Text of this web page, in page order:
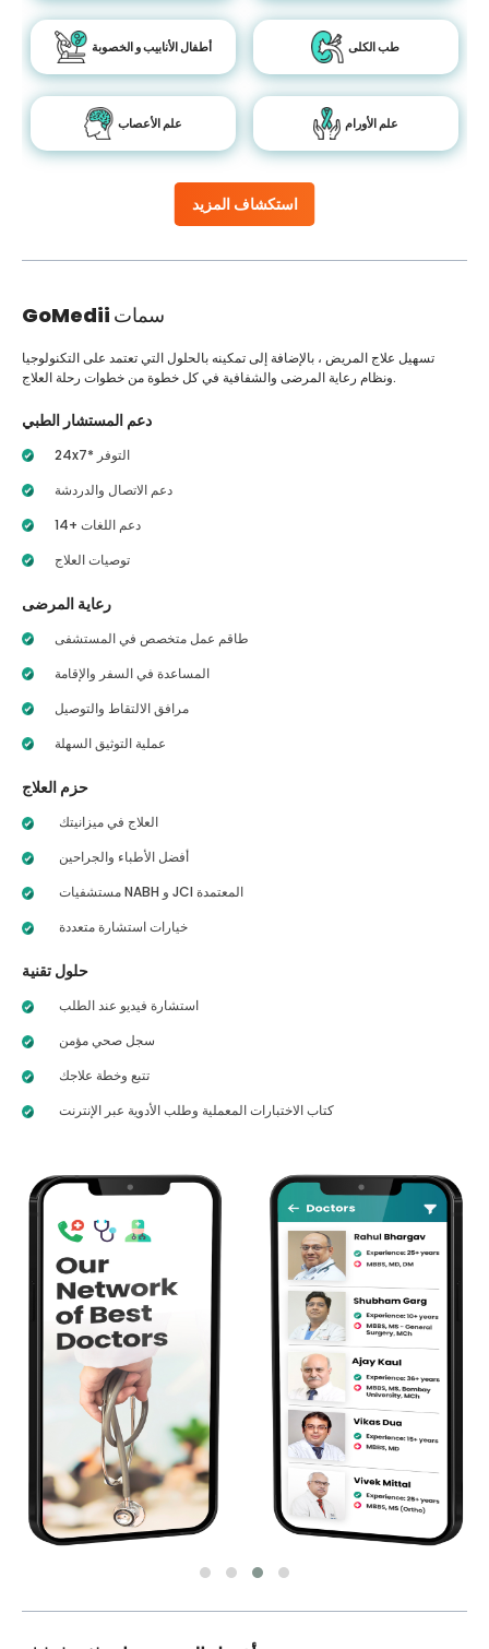
استكشاف المزيد
أطفال الأنابيب و الخصوبة طب الكلى
علم الأعصاب علم الأورام
GoMedii سمات
تسهيل علاج المريض ، بالإضافة إلى تمكينه بالحلول التي تعتمد على التكنولوجيا
ونظام رعاية المرضى والشفافية في كل خطوة من خطوات رحلة العلاج.
دعم المستشار الطبي
24x7* التوفر
دعم الاتصال والدردشة
14+ دعم اللغات
توصيات العلاج
رعاية المرضى
طاقم عمل متخصص في المستشفى
المساعدة في السفر والإقامة
مرافق الالتقاط والتوصيل
عملية التوثيق السهلة
حزم العلاج
العلاج في ميزانيتك
أفضل الأطباء والجراحين
مستشفيات NABH و JCI المعتمدة
خيارات استشارة متعددة
حلول تقنية
استشارة فيديو عند الطلب
سجل صحي مؤمن
تتبع وخطة علاجك
كتاب الاختبارات المعملية وطلب الأدوية عبر الإنترنت